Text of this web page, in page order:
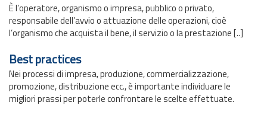
È l’operatore, organismo o impresa, pubblico o privato,
responsabile dell’avvio o attuazione delle operazioni, cioè
l’organismo che acquista il bene, il servizio o la prestazione [..]
Best practices
Nei processi di impresa, produzione, commercializzazione,
promozione, distribuzione ecc., è importante individuare le
migliori prassi per poterle confrontare le scelte effettuate.